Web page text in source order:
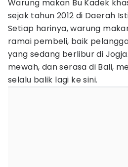
Warung makan Bu Kadek
sejak tahun 2012 di Daerah
Setiap harinya, warung
ramai pembeli, baik
yang sedang berlibur di
mewah, dan serasa di Bali,
selalu balik lagi ke sini.